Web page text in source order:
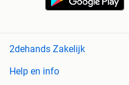
2dehands Zakelijk
Help en info